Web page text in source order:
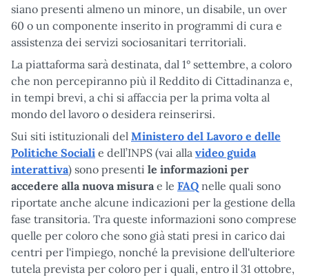
siano presenti almeno un minore, un disabile, un over
60 o un componente inserito in programmi di cura e
assistenza dei servizi sociosanitari territoriali.
La piattaforma sarà destinata, dal 1° settembre, a coloro
che non percepiranno più il Reddito di Cittadinanza e,
in tempi brevi, a chi si affaccia per la prima volta al
mondo del lavoro o desidera reinserirsi.
Sui siti istituzionali del Ministero del Lavoro e delle
Politiche Sociali e dell’INPS (vai alla video guida
interattiva) sono presenti le informazioni per
accedere alla nuova misura e le FAQ nelle quali sono
riportate anche alcune indicazioni per la gestione della
fase transitoria. Tra queste informazioni sono comprese
quelle per coloro che sono già stati presi in carico dai
centri per l'impiego, nonché la previsione dell'ulteriore
tutela prevista per coloro per i quali, entro il 31 ottobre,